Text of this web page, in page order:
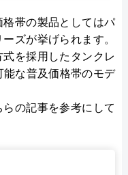
帯の製品としてはパ
ズが挙げられます。
を採用したタンクレ
能な普及価格帯のモデ
の記事を参考にして